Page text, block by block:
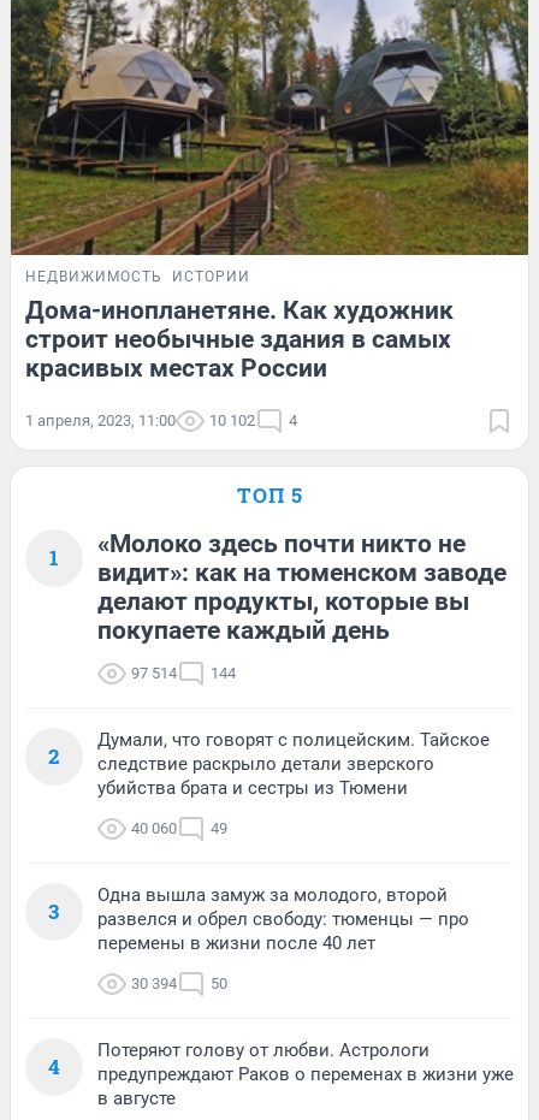
НЕДВИЖИМОСТЬ ИСТОРИИ
Дома-инопланетяне. Как художник
строит необычные здания в самых
красивых местах России
1 апреля, 2023, 11:00 10 102 4
ТОП 5
1
«Молоко здесь почти никто не
видит»: как на тюменском заводе
делают продукты, которые вы
покупаете каждый день
97 514 144
2
Думали, что говорят с полицейским. Тайское
следствие раскрыло детали зверского
убийства брата и сестры из Тюмени
40 060 49
3
Одна вышла замуж за молодого, второй
развелся и обрел свободу: тюменцы — про
перемены в жизни после 40 лет
30 394 50
4
Потеряют голову от любви. Астрологи
предупреждают Раков о переменах в жизни уже
в августе